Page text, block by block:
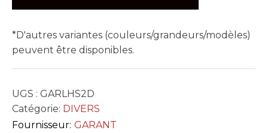
80421
*D'autres variantes (couleurs/grandeurs/modèles)
peuvent être disponibles.
UGS : GARLHS2D
Catégorie: DIVERS
Fournisseur: GARANT